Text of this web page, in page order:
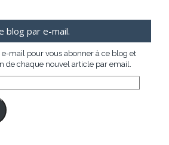
blog par e-mail.
e-mail pour vous abonner à ce blog et
de chaque nouvel article par email.